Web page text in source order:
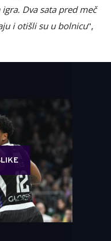
Dva sata pred meč
i otišli su u bolnicu",